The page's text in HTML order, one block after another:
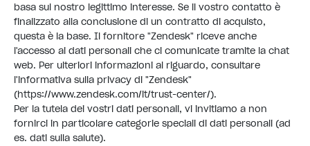
basa sul nostro legittimo interesse. Se il vostro contatto è
finalizzato alla conclusione di un contratto di acquisto,
questa è la base. Il fornitore "Zendesk" riceve anche
l'accesso ai dati personali che ci comunicate tramite la chat
web. Per ulteriori informazioni al riguardo, consultare
l'informativa sulla privacy di "Zendesk"
(https://www.zendesk.com/it/trust-center/).
Per la tutela dei vostri dati personali, vi invitiamo a non
fornirci in particolare categorie speciali di dati personali (ad
es. dati sulla salute).